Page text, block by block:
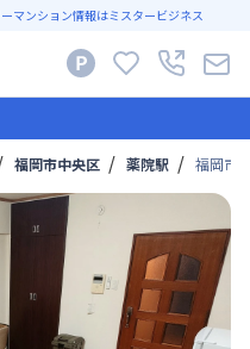
マンション情報はミスタービジネス
福岡市中央区 薬院駅 福岡市